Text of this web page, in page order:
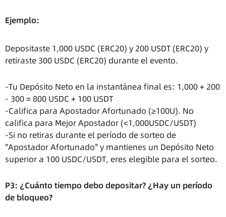
Ejemplo:
Depositaste 1,000 USDC (ERC20) y 200 USDT (ERC20) y
retiraste 300 USDC (ERC20) durante el evento.
-Tu Depósito Neto en la instantánea final es: 1,000 + 200
- 300 = 800 USDC + 100 USDT
-Califica para Apostador Afortunado (≥100U). No
califica para Mejor Apostador (<1,000USDC/USDT)
-Si no retiras durante el período de sorteo de
"Apostador Afortunado" y mantienes un Depósito Neto
superior a 100 USDC/USDT, eres elegible para el sorteo.
P3: ¿Cuánto tiempo debo depositar? ¿Hay un período
de bloqueo?